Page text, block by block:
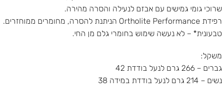
שרוכי גומי גמישים עם אבזם לנעילה והסרה מהירה.
רפידת Ortholite Performance הניתנת להסרה, מחומרים ממוחזרים.
טבעונית* – לא נעשה שימוש בחומרי גלם מן החי.
משקל:
גברים – 266 גרם לנעל בודדת 42
נשים – 214 גרם לנעל בודדת במידה 38